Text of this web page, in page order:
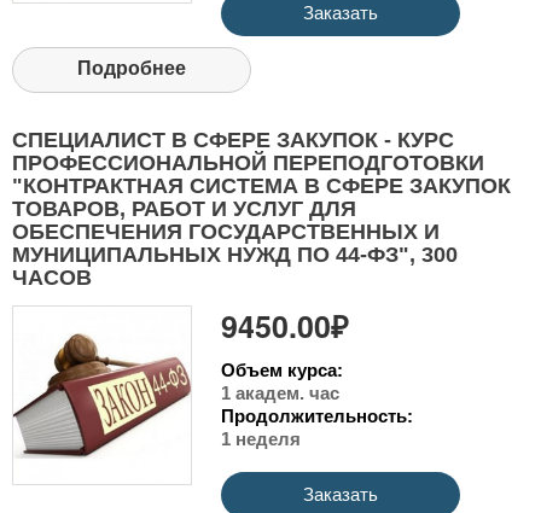
Заказать
Подробнее
СПЕЦИАЛИСТ В СФЕРЕ ЗАКУПОК - КУРС
ПРОФЕССИОНАЛЬНОЙ ПЕРЕПОДГОТОВКИ
"КОНТРАКТНАЯ СИСТЕМА В СФЕРЕ ЗАКУПОК
ТОВАРОВ, РАБОТ И УСЛУГ ДЛЯ
ОБЕСПЕЧЕНИЯ ГОСУДАРСТВЕННЫХ И
МУНИЦИПАЛЬНЫХ НУЖД ПО 44-ФЗ", 300
ЧАСОВ
9450.00₽
Объем курса:
1 академ. час
Продолжительность:
1 неделя
Заказать